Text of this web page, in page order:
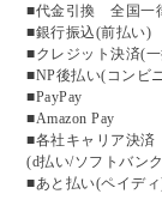
■代金引換 全国一
■銀行振込(前払い)
■クレジット決済(
■NP後払い(コンビ
■PayPay
■Amazon Pay
■各社キャリア決済
(d払い/ソフトバン
■あと払い(ペイデ